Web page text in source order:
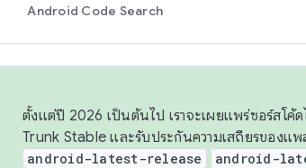
Android Code Search
ตั้งแต่ปี 2026 เป็นต้นไป เราจะเผยแพร่ซอร์สโ
Trunk Stable และรับประกันความเสถียรของแ
android-latest-release android-